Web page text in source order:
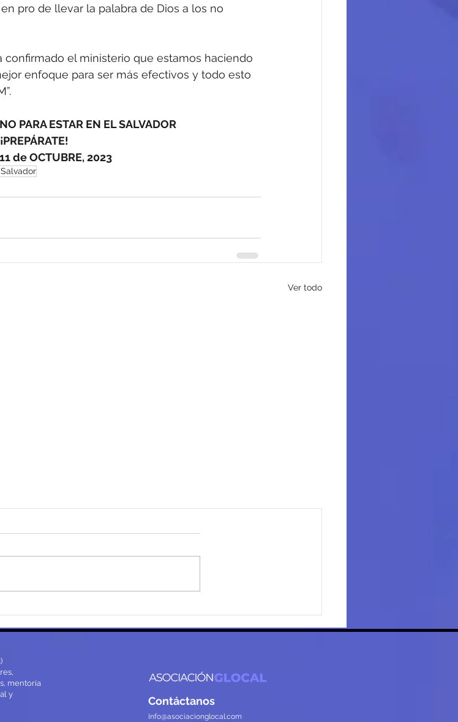
pro de llevar la palabra de Dios a los no
confirmado el ministerio que estamos haciendo
enfoque para ser más efectivos y todo esto
PARA ESTAR EN EL SALVADOR
¡PREPÁRATE!
de OCTUBRE, 2023
Ver todo
mentoría
y
Contáctanos
Info@asociacionglocal.com